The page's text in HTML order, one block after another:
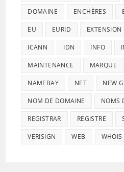
DOMAINE ENCHÈRES
EU EURID EXTENSION
ICANN IDN INFO
MAINTENANCE MARQUE
NAMEBAY NET NEW
NOM DE DOMAINE NOMS
REGISTRAR REGISTRE
VERISIGN WEB WHOIS